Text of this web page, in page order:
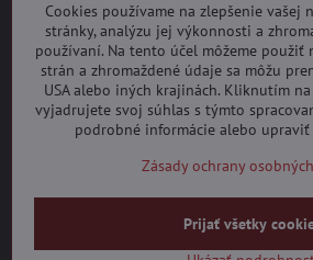
010 08 Žilina
eshop​@vulcano​.sk
0904 19 09 19
Cookies používame na zlepšenie vašej
stránky, analýzu jej výkonnosti a
používaní. Na tento účel môžeme použiť
strán a zhromaždené údaje sa môžu
USA alebo iných krajinách. Kliknutím
vyjadrujete svoj súhlas s týmto
podrobné informácie alebo upraviť
Zásady ochrany
Prijať všetky